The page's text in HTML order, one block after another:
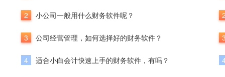
2 小公司一般用什么财务软件呢？
3 公司经营管理，如何选择好的财务软件？
4 适合小白会计快速上手的财务软件，有吗？